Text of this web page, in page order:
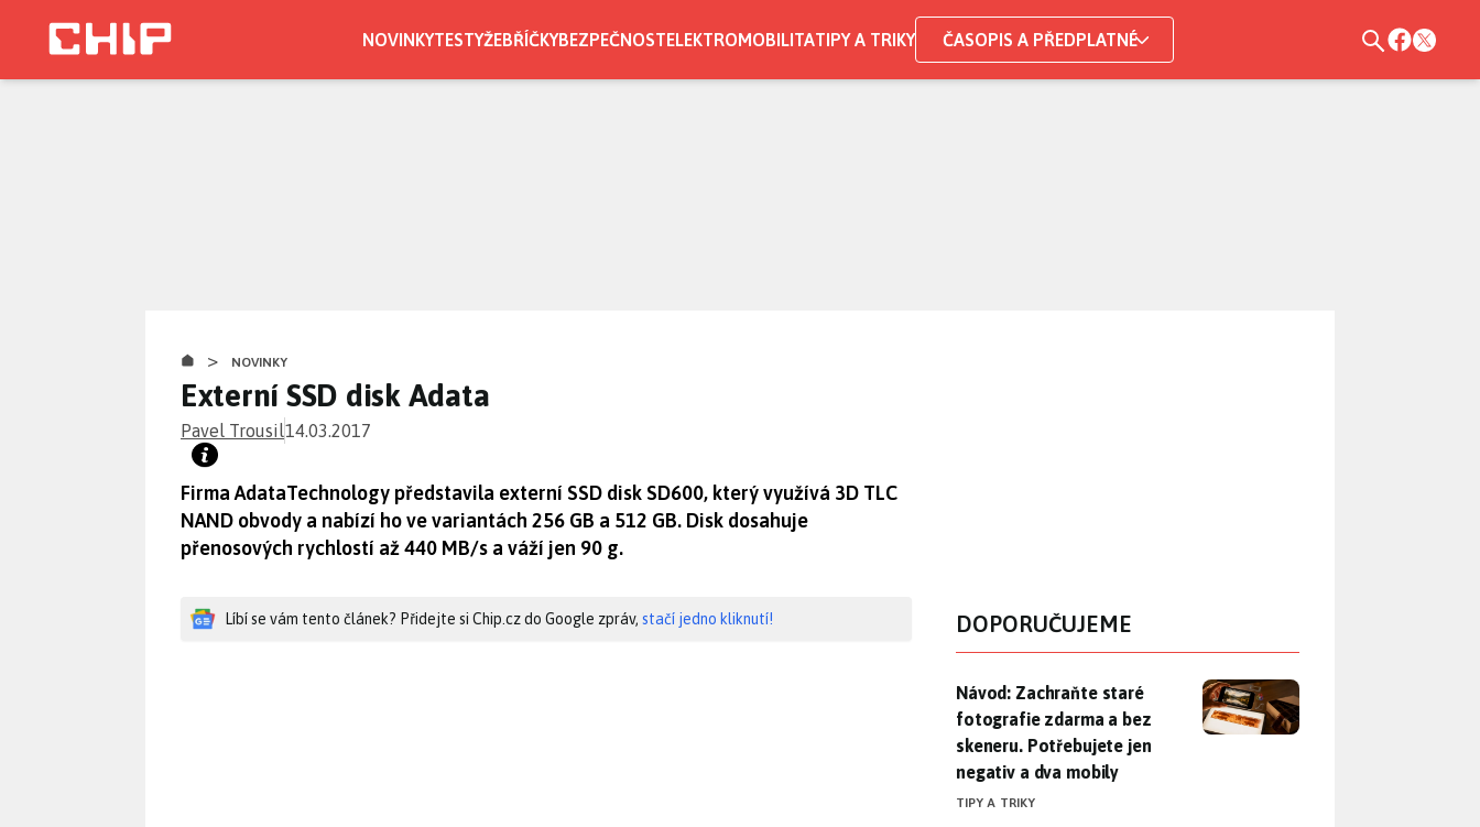
NOVINKYTESTYŽEBŘÍČKYBEZPEČNOSTELEKTROMOBILITATIPY A TRIKY ČASOPIS A PŘEDPLATNÉ
> NOVINKY
Externí SSD disk Adata
Pavel Trousil14.03.2017
Firma AdataTechnology představila externí SSD disk SD600, který využívá 3D TLC
NAND obvody a nabízí ho ve variantách 256 GB a 512 GB. Disk dosahuje
přenosových rychlostí až 440 MB/s a váží jen 90 g.
Líbí se vám tento článek? Přidejte si Chip.cz do Google zpráv, stačí jedno kliknutí! DOPORUČUJEME
Návod: Zachraňte staré fotografie zdarma a bez skeneru.
Návod: Zachraňte staré
fotografie zdarma a bez
skeneru. Potřebujete jen
negativ a dva mobily
TIPY A TRIKY